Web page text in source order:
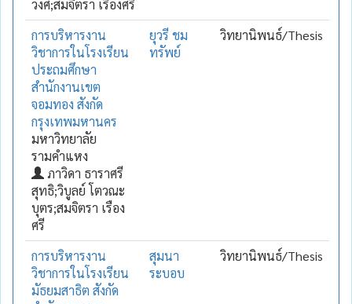
วงศ์;สมจิตรา เรืองศรี
การบริหารงาน
วิชาการในโรงเรียน
ประถมศึกษา
สำนักงานเขต
จอมทอง สังกัด
กรุงเทพมหานคร
มหาวิทยาลัย
รามคำแหง
ภาวิดา ธาราศรี
สุทธิ;วิบูลย์ โตวณะ
บุตร;สมจิตรา เรือง
ศรี
ยุวรี ชม
ทรัพย์
วิทยานิพนธ์/Thesis
การบริหารงาน
วิชาการในโรงเรียน
มัธยมสาธิต สังกัด
สุมนา
ระบอบ
วิทยานิพนธ์/Thesis